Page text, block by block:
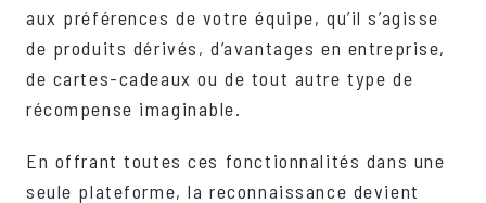
aux préférences de votre équipe, qu’il s’agisse
de produits dérivés, d’avantages en entreprise,
de cartes-cadeaux ou de tout autre type de
récompense imaginable.
En offrant toutes ces fonctionnalités dans une
seule plateforme, la reconnaissance devient